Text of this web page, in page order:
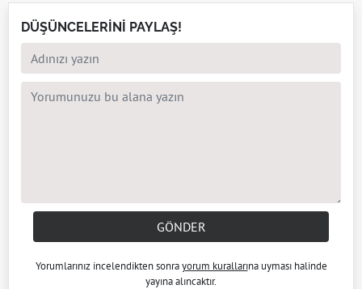
DÜŞÜNCELERİNİ PAYLAŞ!
GÖNDER
Yorumlarınız incelendikten sonrayorum kurallarına uyması halinde
yayına alıncaktır.